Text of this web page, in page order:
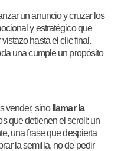
un anuncio y cruzar los
y estratégico que
hasta el clic final.
una cumple un propósito
vender, sino llamar la
que detienen el scroll: un
una frase que despierta
la semilla, no de pedir